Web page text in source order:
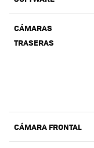
CÁMARAS
TRASERAS
CÁMARA FRONTAL